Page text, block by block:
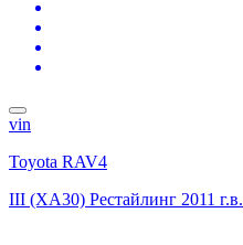
vin
Toyota RAV4
III (XA30) Рестайлинг 2011 г.в.